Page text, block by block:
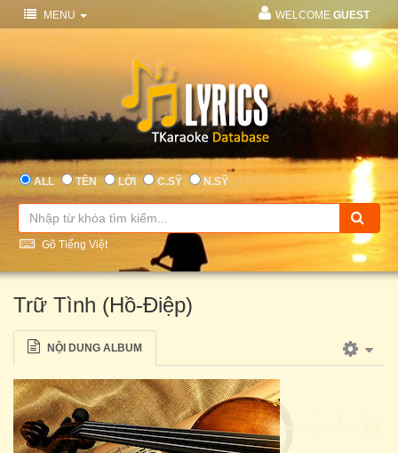
MENU WELCOME GUEST
ALL TÊN LỜI C.SỸ N.SỸ
Gõ Tiếng Việt
Trữ Tình (Hồ-Điệp)
NỘI DUNG ALBUM